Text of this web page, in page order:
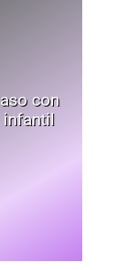
con
infantil